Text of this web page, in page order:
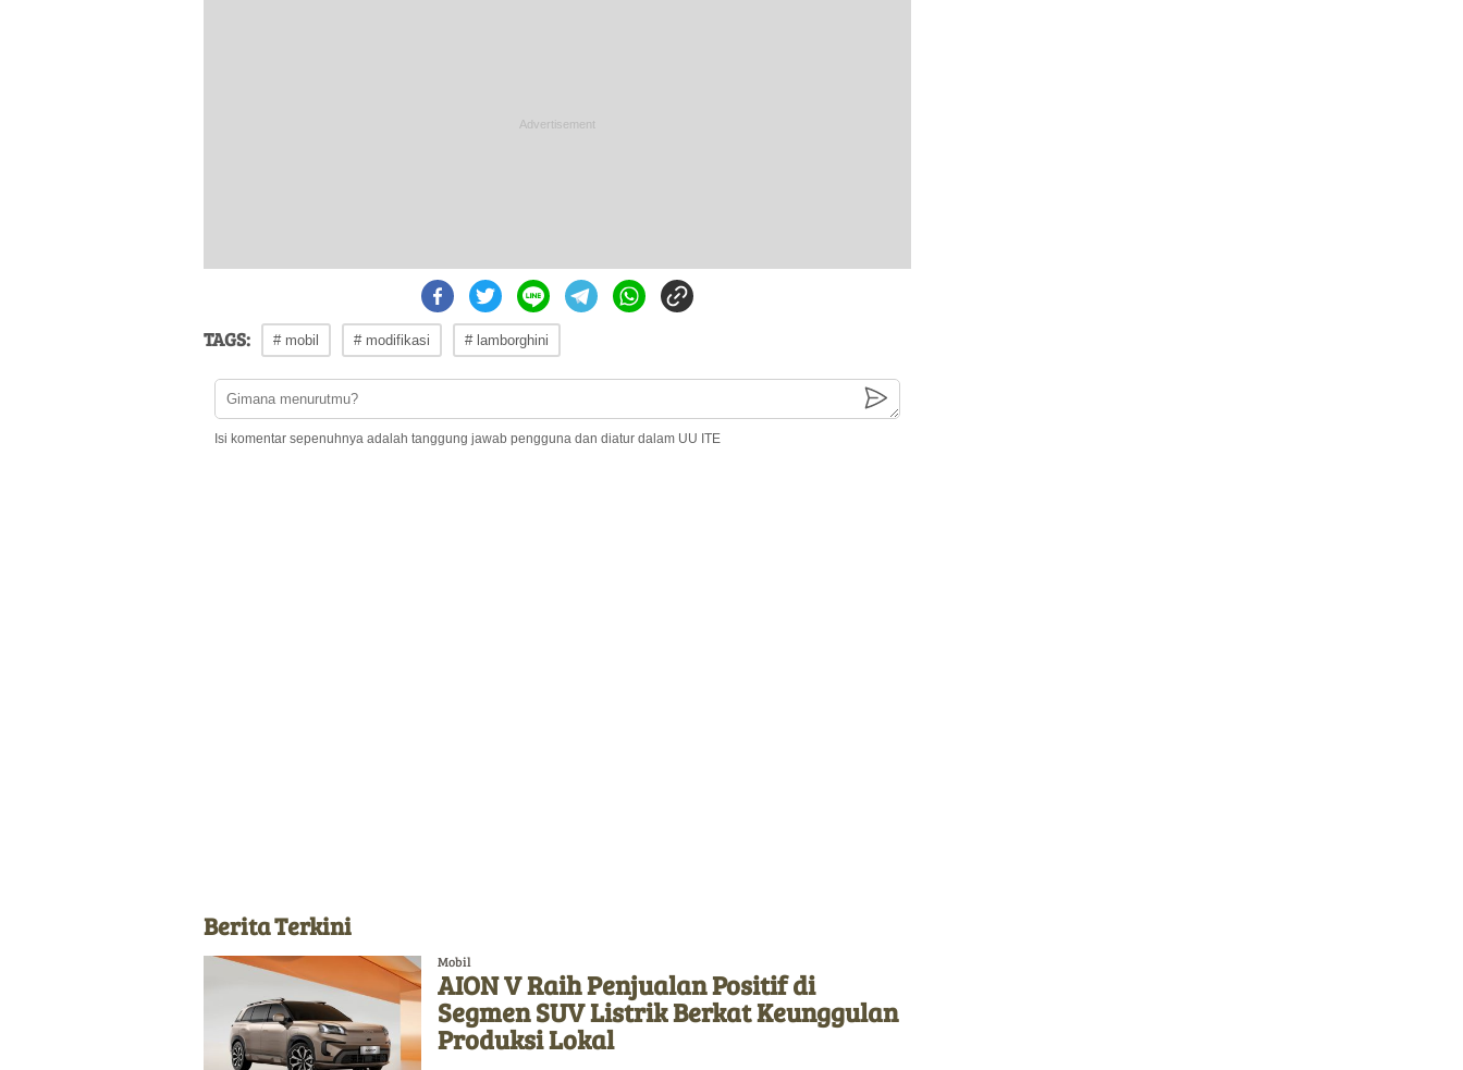
TAGS: # mobil # modifikasi # lamborghini
Isi komentar sepenuhnya adalah tanggung jawab pengguna dan diatur dalam UU ITE
Berita Terkini
Mobil
AION V Raih Penjualan Positif di
Segmen SUV Listrik Berkat Keunggulan
Produksi Lokal